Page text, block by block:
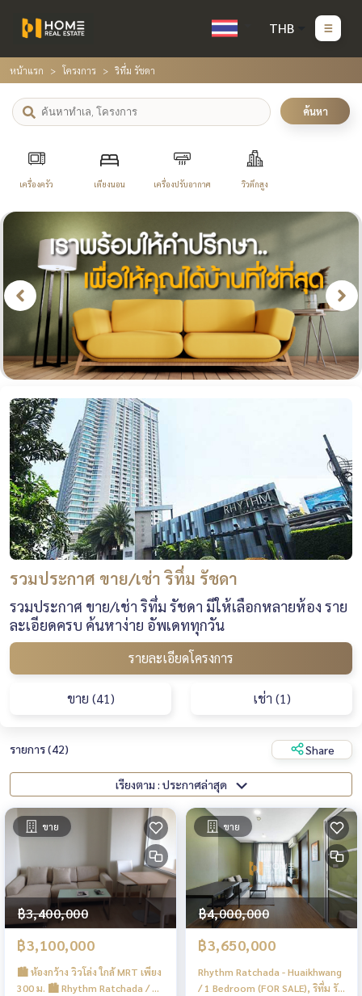
THB
หน้าแรก โครงการ ริทึ่ม รัชดา
ค้นหา
เครื่องครัว เตียงนอน เครื่องปรับอากาศ วิวตึกสูง
รวมประกาศ ขาย/เช่า ริทึ่ม รัชดา
รวมประกาศ ขาย/เช่า ริทึ่ม รัชดา มีให้เลือกหลายห้อง ราย
ละเอียดครบ ค้นหาง่าย อัพเดททุกวัน
รายละเอียดโครงการ
ขาย (41) เช่า (1)
รายการ (42) Share
เรียงตาม : ประกาศล่าสุด
ขาย
฿3,400,000
฿3,100,000
🏙️ ห้องกว้าง วิวโล่ง ใกล้ MRT เพียง
300 ม. 🏙️ Rhythm Ratchada / 1
ขาย
฿4,000,000
฿3,650,000
Rhythm Ratchada - Huaikhwang
/ 1 Bedroom (FOR SALE), ริทึ่ม รัช